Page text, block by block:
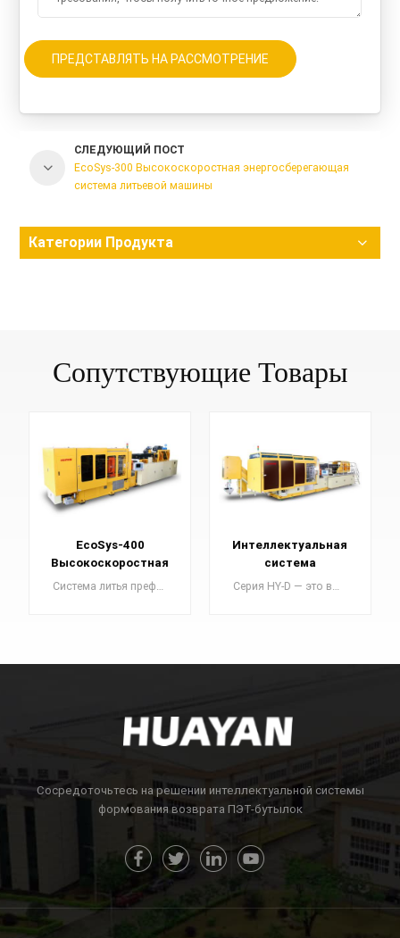
ПРЕДСТАВЛЯТЬ НА РАССМОТРЕНИЕ
СЛЕДУЮЩИЙ ПОСТ
EcoSys-300 Высокоскоростная энергосберегающая
система литьевой машины
Категории Продукта
Сопутствующие Товары
EcoSys-400
Высокоскоростная
энергосберегающая
Система литья преформ серии EcoSys — это энергосберегающая и высокоэффективная система литья под давлением ПЭТ, разработанная и спроектированная компанией Huayan в соответствии с рыночным спросом.
УЗНАТЬ
Интеллектуальная
система
формования ПЭТ-Серия HY-D — это высокоскоростная автоматическая система литья под давлением ПЭТ-преформ , разработанная в 2008 году для большой производительности.
УЗНАТЬ
БОЛЬШЕ
Сосредоточьтесь на решении интеллектуальной системы
формования возврата ПЭТ-бутылок